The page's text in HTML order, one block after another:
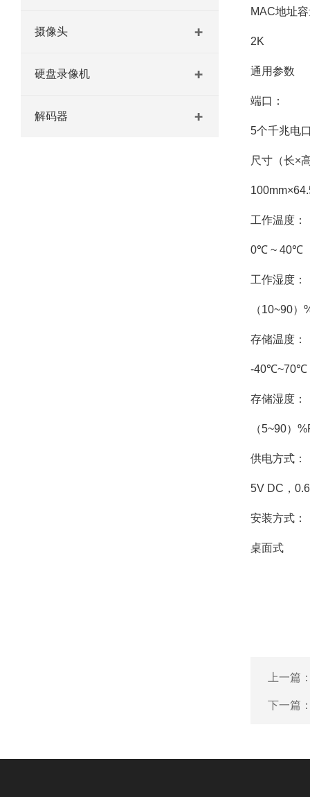
摄像头
硬盘录像机
解码器
MAC地址
2K
通用参数
端口：
5个千兆电
尺寸（长×
工作温度：
0℃ ~ 40℃
工作湿度：
（10~90）
存储温度：
-40℃~70℃
存储湿度：
（5~90）
供电方式：
5V DC，
安装方式：
桌面式
上一篇
下一篇